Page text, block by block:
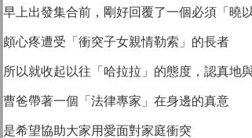
早上出發集合前，剛好回覆了一個必須「曉
頗心疼遭受「衝突子女親情勒索」的長者
所以就收起以往「哈拉拉」的態度，認真地
曹爸帶著一個「法律專家」在身邊的真意
是希望協助大家用愛面對家庭衝突